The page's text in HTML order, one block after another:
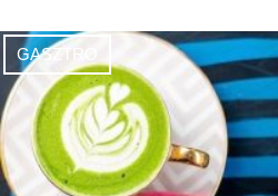
GASZTRO